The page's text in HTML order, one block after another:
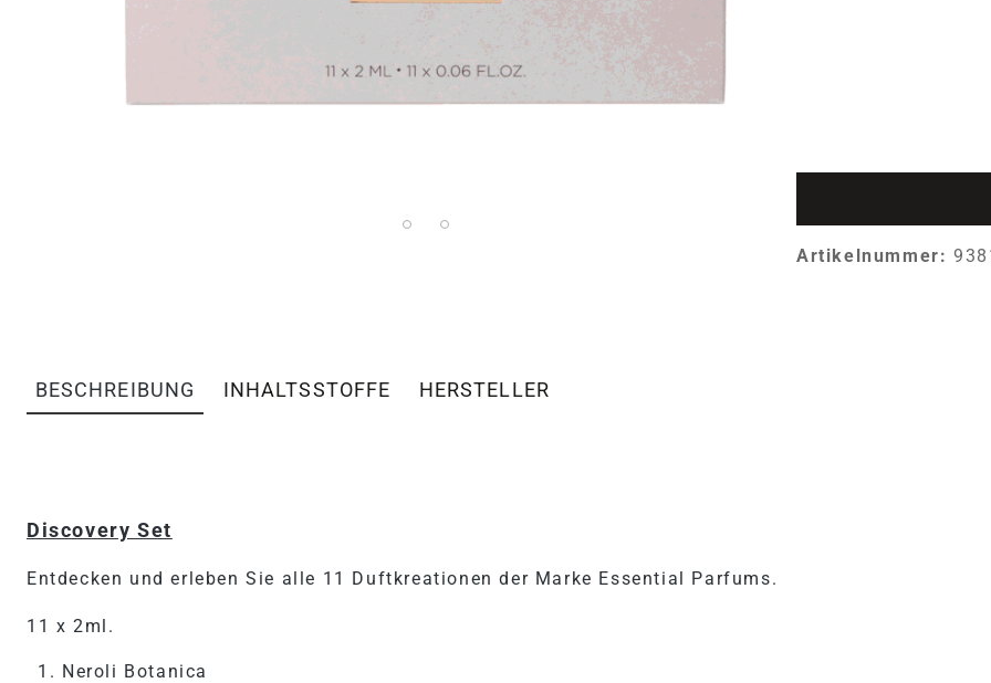
Artikelnummer:
BESCHREIBUNG INHALTSSTOFFE HERSTELLER
Discovery Set
Entdecken und erleben Sie alle 11 Duftkreationen der Marke Essential Parfums.
11 x 2ml.
Neroli Botanica